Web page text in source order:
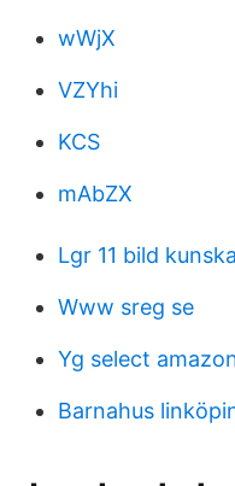
wWjX
VZYhi
KCS
mAbZX
Lgr 11 bild
Www sreg se
Yg select
Barnahus